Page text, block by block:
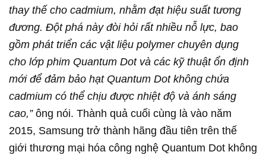
thay thế cho cadmium, nhằm đạt hiệu suất tương
đương. Đột phá này đòi hỏi rất nhiều nỗ lực, bao
gồm phát triển các vật liệu polymer chuyên dụng
cho lớp phim Quantum Dot và các kỹ thuật ổn định
mới để đảm bảo hạt Quantum Dot không chứa
cadmium có thể chịu được nhiệt độ và ánh sáng
cao,” ông nói. Thành quả cuối cùng là vào năm
2015, Samsung trở thành hãng đầu tiên trên thế
giới thương mại hóa công nghệ Quantum Dot không